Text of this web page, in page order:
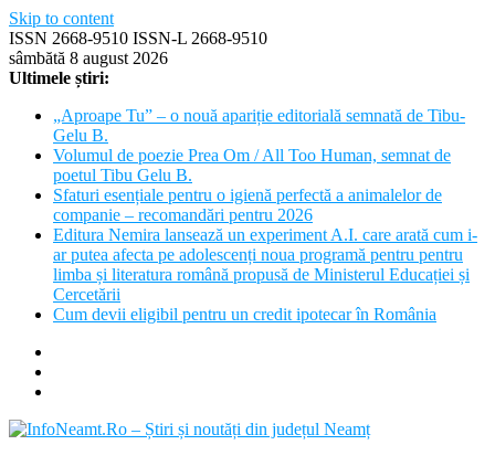
Skip to content
ISSN 2668-9510 ISSN-L 2668-9510
sâmbătă 8 august 2026
Ultimele știri:
„Aproape Tu” – o nouă apariție editorială semnată de Tibu-
Gelu B.
Volumul de poezie Prea Om / All Too Human, semnat de
poetul Tibu Gelu B.
Sfaturi esențiale pentru o igienă perfectă a animalelor de
companie – recomandări pentru 2026
Editura Nemira lansează un experiment A.I. care arată cum i-
ar putea afecta pe adolescenți noua programă pentru pentru
limba și literatura română propusă de Ministerul Educației și
Cercetării
Cum devii eligibil pentru un credit ipotecar în România